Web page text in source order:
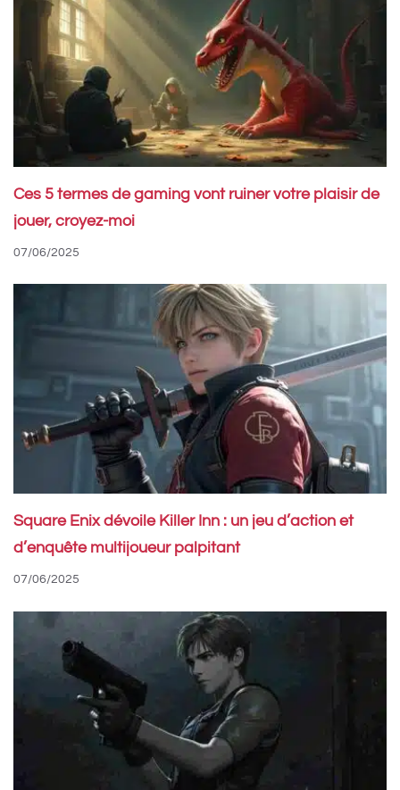
Ces 5 termes de gaming vont ruiner votre plaisir de
jouer, croyez-moi
07/06/2025
Square Enix dévoile Killer Inn : un jeu d’action et
d’enquête multijoueur palpitant
07/06/2025